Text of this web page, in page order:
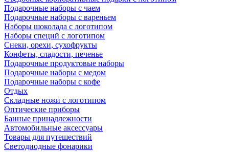
Подарочные наборы с чаем
Подарочные наборы с вареньем
Наборы шоколада с логотипом
Наборы специй с логотипом
Снеки, орехи, сухофрукты
Конфеты, сладости, печенье
Подарочные продуктовые наборы
Подарочные наборы с медом
Подарочные наборы с кофе
Отдых
Складные ножи с логотипом
Оптические приборы
Банные принадлежности
Автомобильные аксессуары
Товары для путешествий
Светодиодные фонарики